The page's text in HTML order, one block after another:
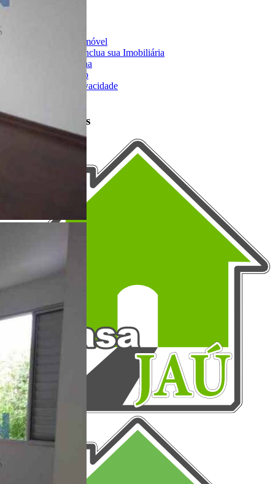
Anuncie seu Imóvel
Cadastre-se | Inclua sua Imobiliária
Como Funciona
Termos de Uso
Política de Privacidade
Portais Parceiros